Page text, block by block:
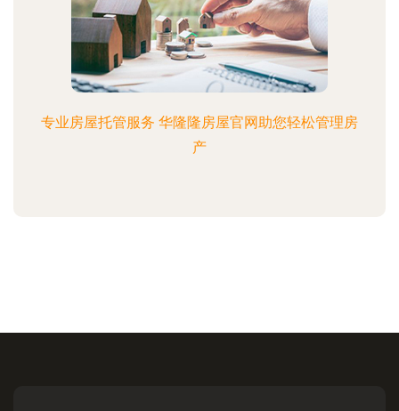
专业房屋托管服务 华隆隆房屋官网助您轻松管理房
产